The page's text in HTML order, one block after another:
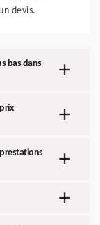
devis.
bas dans